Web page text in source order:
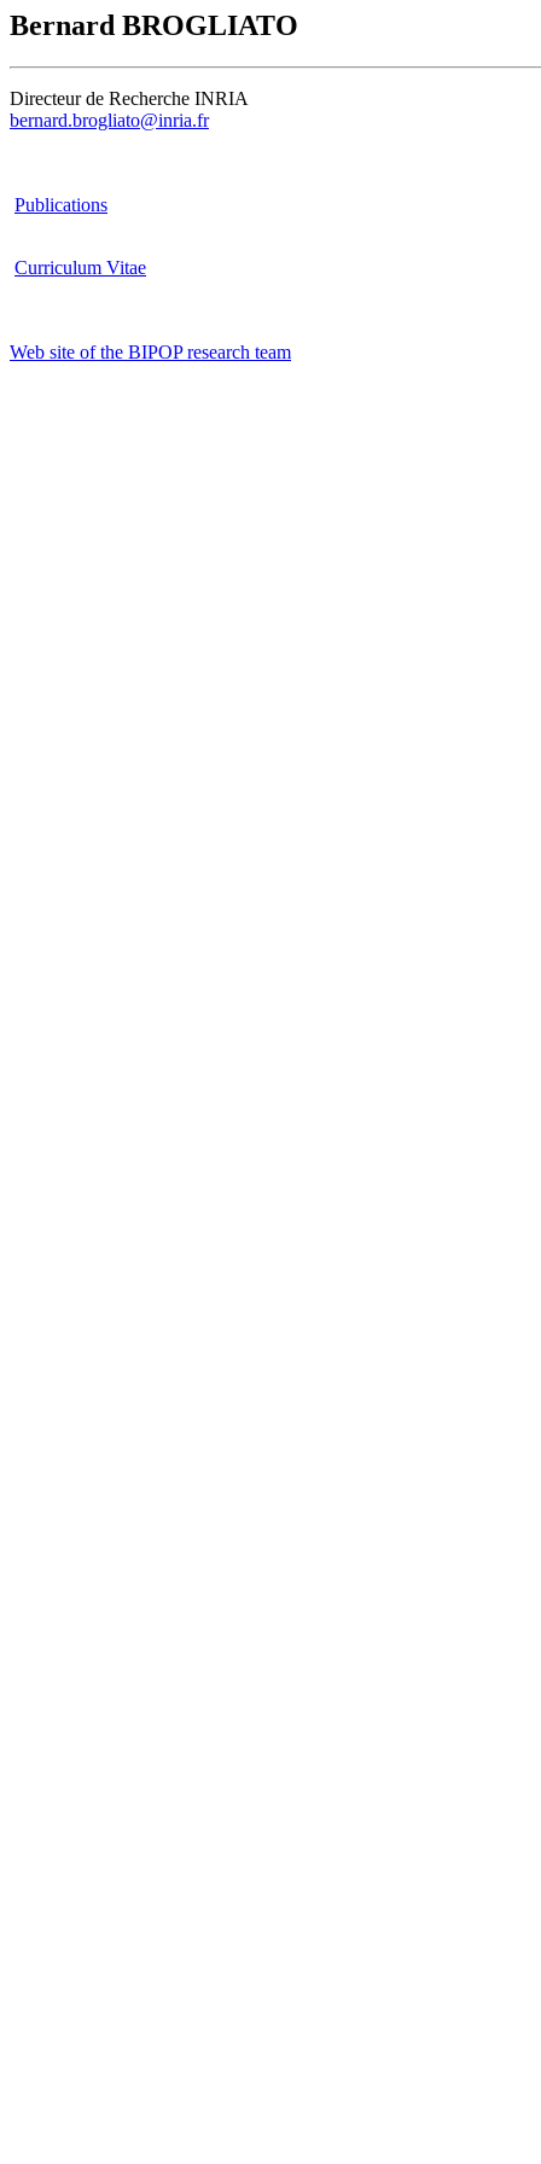
Bernard BROGLIATO
Directeur de Recherche INRIA
bernard.brogliato@inria.fr
Publications
Curriculum Vitae
Web site of the BIPOP research team